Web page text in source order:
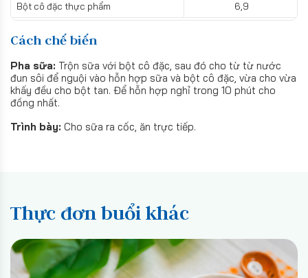
Bột cô đặc thực phẩm
6,9
Cách chế biến
Pha sữa: Trộn sữa với bột cô đặc, sau đó cho từ từ nước
đun sôi để nguội vào hỗn hợp sữa và bột cô đặc, vừa cho vừa
khấy đều cho bột tan. Để hỗn hợp nghỉ trong 10 phút cho
đồng nhất.
Trình bày: Cho sữa ra cốc, ăn trực tiếp.
Thực đơn buổi khác